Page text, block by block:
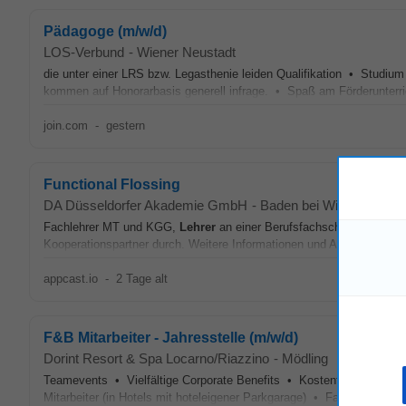
Pädagoge (m/w/d)
LOS-Verbund - Wiener Neustadt
die unter einer LRS bzw. Legasthenie leiden Qualifikation •
kommen auf Honorarbasis generell infrage. • Spaß am
join.com - gestern
Functional Flossing
DA Düsseldorfer Akademie GmbH - Baden bei Wien
Fachlehrer MT und KGG, Lehrer an einer Berufsfachschule für
Kooperationspartner durch. Weitere Informationen und Anmeldung
appcast.io - 2 Tage alt
F&B Mitarbeiter - Jahresstelle (m/w/d)
Dorint Resort & Spa Locarno/Riazzino - Mödling
Teamevents • Vielfältige Corporate Benefits • Kostenfreie
Mitarbeiter (in Hotels mit hoteleigener Parkgarage) • Fachliche und